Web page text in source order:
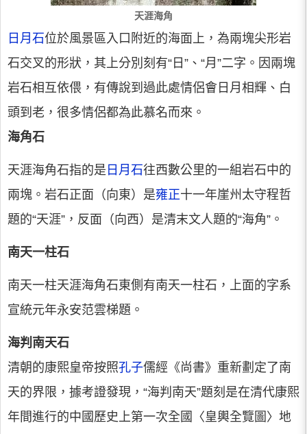
天涯海角
日月石位於風景區入口附近的海面上，為兩塊尖形岩
石交叉的形狀，其上分別刻有“日”、“月”二字。因兩塊
岩石相互依偎，有傳說到過此處情侶會日月相輝、白
頭到老，很多情侶都為此慕名而來。
海角石
天涯海角石指的是 日月石往西數公里的一組岩石中的
兩塊。岩石正面（向東）是雍正十一年崖州太守程哲
題的“天涯”，反面（向西）是清末文人題的“海角”。
南天一柱石
南天一柱天涯海角石東側有南天一柱石，上面的字系
宣統元年永安范雲梯題。
海判南天石
清朝的康熙皇帝按照孔子儒經《尚書》重新劃定了南
天的界限，據考證發現，“海判南天”題刻是在清代康熙
年間進行的中國歷史上第一次全國〈皇輿全覽圖〉地